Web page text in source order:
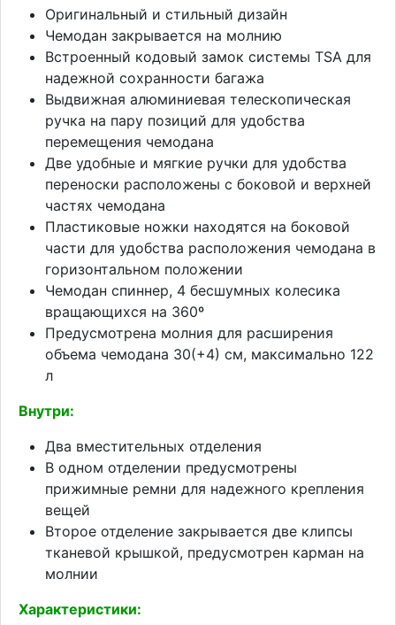
Оригинальный и стильный дизайн
Чемодан закрывается на молнию
Встроенный кодовый замок системы TSA для
надежной сохранности багажа
Выдвижная алюминиевая телескопическая
ручка на пару позиций для удобства
перемещения чемодана
Две удобные и мягкие ручки для удобства
переноски расположены с боковой и верхней
частях чемодана
Пластиковые ножки находятся на боковой
части для удобства расположения чемодана в
горизонтальном положении
Чемодан спиннер, 4 бесшумных колесика
вращающихся на 360º
Предусмотрена молния для расширения
объема чемодана 30(+4) см, максимально 122
л
Внутри:
Два вместительных отделения
В одном отделении предусмотрены
прижимные ремни для надежного крепления
вещей
Второе отделение закрывается две клипсы
тканевой крышкой, предусмотрен карман на
молнии
Характеристики: